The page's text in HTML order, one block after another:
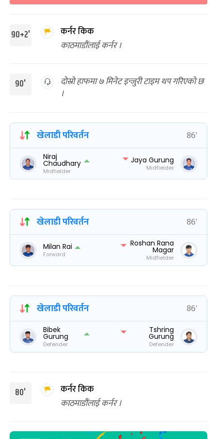
90+2'
कर्नर किक
काठमाडौंलाई कर्नर ।
90'
दोस्रो हाफमा ७ मिनेट इन्जुरी टाइम थप गरिएको छ
।
खेलाडी परिवर्तन 86'
Niraj
Chaudhary
Midfielder
Jaya Gurung
Midfielder
खेलाडी परिवर्तन 86'
Milan Rai
Forward
Roshan Rana
Magar
Midfielder
खेलाडी परिवर्तन 86'
Bibek
Gurung
Defender
Tshring
Gurung
Defender
80'
कर्नर किक
काठमाडौंलाई कर्नर ।